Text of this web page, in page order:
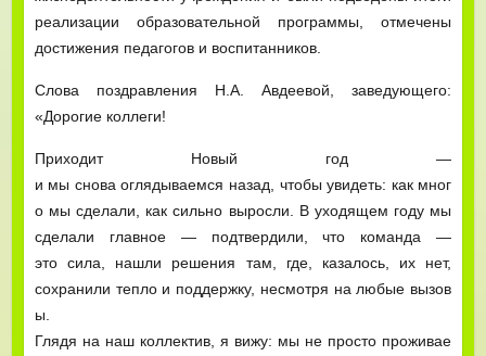
реализации образовательной программы, отмечены
достижения педагогов и воспитанников.
Слова поздравления Н.А. Авдеевой, заведующего:
«Дорогие коллеги!
Приходит Новый год —
и мы снова оглядываемся назад, чтобы увидеть: как мног
о мы сделали, как сильно выросли. В уходящем году мы
сделали главное — подтвердили, что команда —
это сила, нашли решения там, где, казалось, их нет,
сохранили тепло и поддержку, несмотря на любые вызов
ы.
Глядя на наш коллектив, я вижу: мы не просто проживае